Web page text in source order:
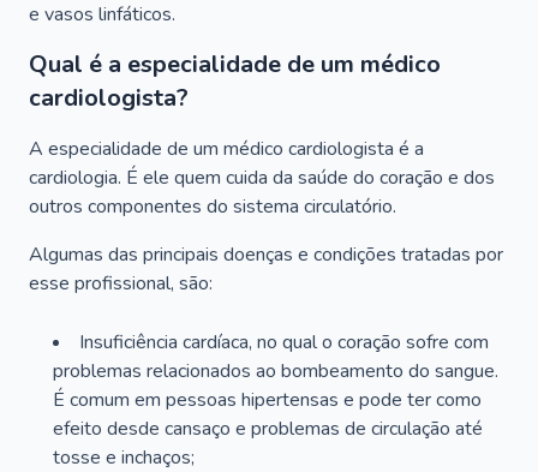
e vasos linfáticos.
Qual é a especialidade de um médico
cardiologista?
A especialidade de um médico cardiologista é a
cardiologia. É ele quem cuida da saúde do coração e dos
outros componentes do sistema circulatório.
Algumas das principais doenças e condições tratadas por
esse profissional, são:
Insuficiência cardíaca, no qual o coração sofre com
problemas relacionados ao bombeamento do sangue.
É comum em pessoas hipertensas e pode ter como
efeito desde cansaço e problemas de circulação até
tosse e inchaços;